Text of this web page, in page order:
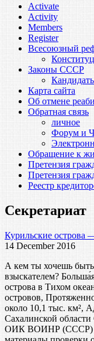
Activate
Activity
Members
Register
Всесоюзный
Законы СССР
Карта сайта
Об отмене
Обратная связь
личное
Форум и
Обращение к
Претензия
Претензия
Реестр
Секретариат
Курильские
14 December 2016
А кем ты хочешь
взыскателем?
острова в Тихом
островов,
около 10,1 тыс. км²,
Сахалинской
ОИК ВОИНР (СССР)